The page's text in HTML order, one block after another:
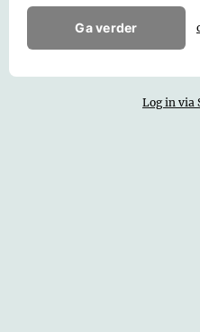
Ga verder
Log in via